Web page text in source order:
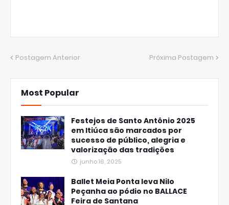
Postagem Anterior Próxima Postagem
Most Popular
Festejos de Santo Antônio 2025
em Itiúca são marcados por
sucesso de público, alegria e
valorização das tradições
junho 16, 2025
Ballet Meia Ponta leva Nilo
Peçanha ao pódio no BALLACE
Feira de Santana